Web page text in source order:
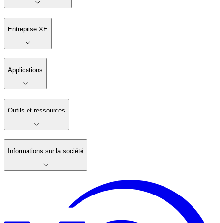
Entreprise XE
Applications
Outils et ressources
Informations sur la société